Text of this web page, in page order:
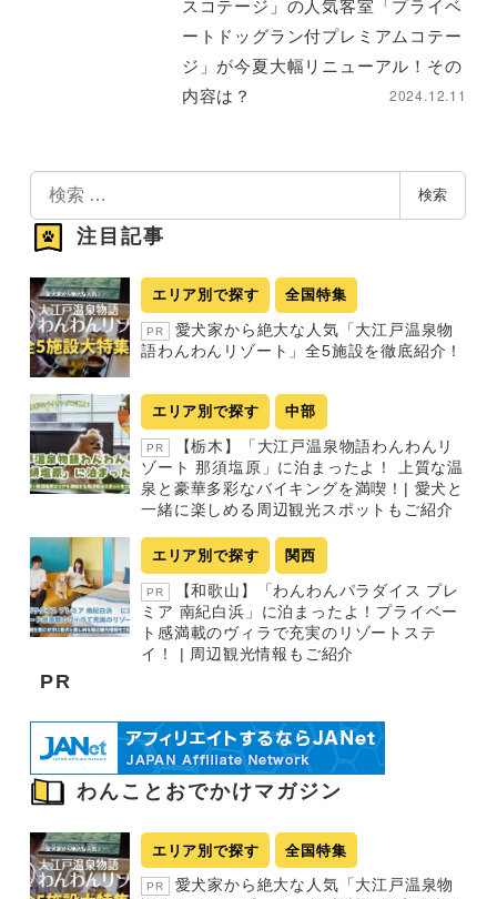
スコテージ」の人気客室「プライベ
ートドッグラン付プレミアムコテー
ジ」が今夏大幅リニューアル！その
内容は？
2024.12.11
検
索
検索
注目記事
エリア別で探す 全国特集
PR
愛犬家から絶大な人気「大江戸温泉物
語わんわんリゾート」全5施設を徹底紹介！
エリア別で探す 中部
PR
【栃木】「大江戸温泉物語わんわんリ
ゾート 那須塩原」に泊まったよ！ 上質な温
泉と豪華多彩なバイキングを満喫！| 愛犬と
一緒に楽しめる周辺観光スポットもご紹介
エリア別で探す 関西
PR
【和歌山】「わんわんパラダイス プレ
ミア 南紀白浜」に泊まったよ！プライベー
ト感満載のヴィラで充実のリゾートステ
イ！ | 周辺観光情報もご紹介
PR
わんことおでかけマガジン
エリア別で探す 全国特集
PR
愛犬家から絶大な人気「大江戸温泉物